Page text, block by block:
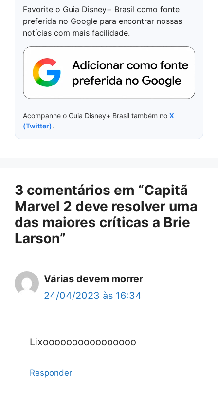
Favorite o Guia Disney+ Brasil como fonte
preferida no Google para encontrar nossas
notícias com mais facilidade.
Acompanhe o Guia Disney+ Brasil também no X
(Twitter).
3 comentários em “Capitã
Marvel 2 deve resolver uma
das maiores críticas a Brie
Larson”
Várias devem morrer
24/04/2023 às 16:34
Lixoooooooooooooooo
Responder